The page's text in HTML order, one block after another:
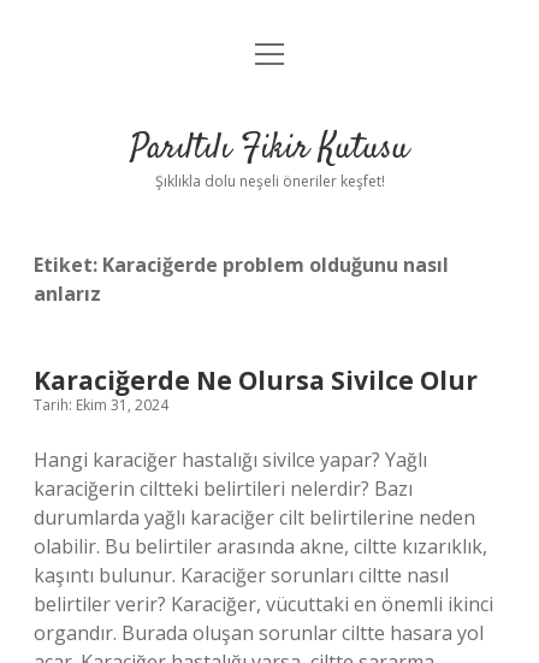
Anasayfa
Yasal Uyarı
menüyü
Parıltılı Fikir Kutusu
Şıklıkla dolu neşeli öneriler keşfet!
Etiket: Karaciğerde problem olduğunu nasıl
anlarız
Karaciğerde Ne Olursa Sivilce Olur
Tarih: Ekim 31, 2024
Hangi karaciğer hastalığı sivilce yapar? Yağlı
karaciğerin ciltteki belirtileri nelerdir? Bazı
durumlarda yağlı karaciğer cilt belirtilerine neden
olabilir. Bu belirtiler arasında akne, ciltte kızarıklık,
kaşıntı bulunur. Karaciğer sorunları ciltte nasıl
belirtiler verir? Karaciğer, vücuttaki en önemli ikinci
organdır. Burada oluşan sorunlar ciltte hasara yol